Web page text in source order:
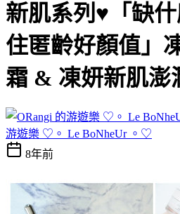
新肌系列♥「缺
住匿齡好顏值」
霜 & 凍妍新肌澎
游遊樂 ♡。 Le BoNheUr 。♡
8年前